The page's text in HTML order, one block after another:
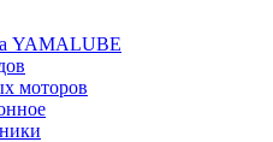
YAMALUBE
моторов